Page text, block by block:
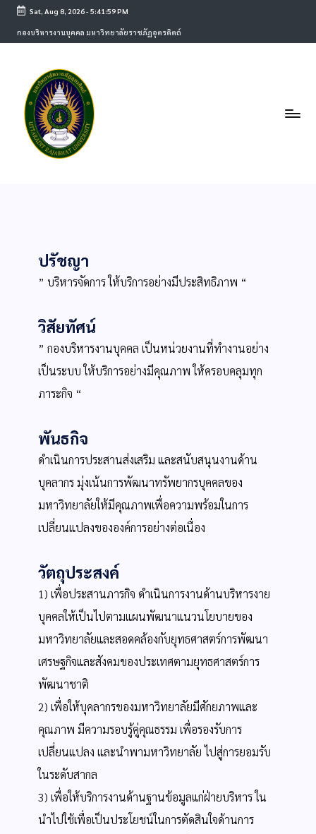
Sat, Aug 8, 2026-5:41:59 PM
กองบริหารงานบุคคล มหาวิทยาลัยราชภัฏอุตรดิตถ์
ปรัชญา
” บริหารจัดการ ให้บริการอย่างมีประสิทธิภาพ “
วิสัยทัศน์
” กองบริหารงานบุคคล เป็นหน่วยงานที่ทำงานอย่าง
เป็นระบบ ให้บริการอย่างมีคุณภาพ ให้ครอบคลุมทุก
ภาระกิจ “
พันธกิจ
ดำเนินการประสานส่งเสริม และสนับสนุนงานด้าน
บุคลากร มุ่งเน้นการพัฒนาทรัพยากรบุคคลของ
มหาวิทยาลัยให้มีคุณภาพเพื่อความพร้อมในการ
เปลี่ยนแปลงขององค์การอย่างต่อเนื่อง
วัตถุประสงค์
1) เพื่อประสานภารกิจ ดำเนินการงานด้านบริหารงาย
บุคคลให้เป็นไปตามแผนพัฒนาแนวนโยบายของ
มหาวิทยาลัยและสอดคล้องกับยุทธศาสตร์การพัฒนา
เศรษฐกิจและสังคมของประเทศตามยุทธศาสตร์การ
พัฒนาชาติ
2) เพื่อให้บุคลากรของมหาวิทยาลัยมีศักยภาพและ
คุณภาพ มีความรอบรู้คู่คุณธรรม เพื่อรองรับการ
เปลี่ยนแปลง และนำพามหาวิทยาลัย ไปสู่การยอมรับ
ในระดับสากล
3) เพื่อให้บริการงานด้านฐานข้อมูลแก่ฝ่ายบริหาร ใน
นำไปใช้เพื่อเป็นประโยชน์ในการตัดสินใจด้านการ